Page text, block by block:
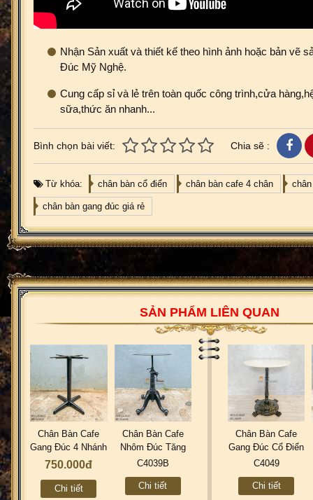
Nhận Sản xuất và thiết kế theo hình ảnh hoặc bản vẽ
Đúc Mỹ Nghệ.
Cung cấp sỉ và lẻ trên toàn quốc công trình,cửa
sữa,thức ăn nhanh...
Bình chọn bài viết: Chia sẽ :
Từ khóa: chân bàn cổ điển chân bàn cafe 4 chân
chân bàn gang đúc giá rẻ
SẢN PHẨM LIÊN QUAN
Chân Bàn Cafe
Gang Đúc 4 Nhánh
Trơn C4002A
750.000đ
Chi tiết
Chân Bàn Cafe
Nhôm Đúc Tăng
Cao Thấp Bằng
Industrial Cổ Điển
C4039B
Chi tiết
Chân Bàn Cafe
Gang Đúc Cổ Điển
Industrial Vintage
C4049
Chi tiết